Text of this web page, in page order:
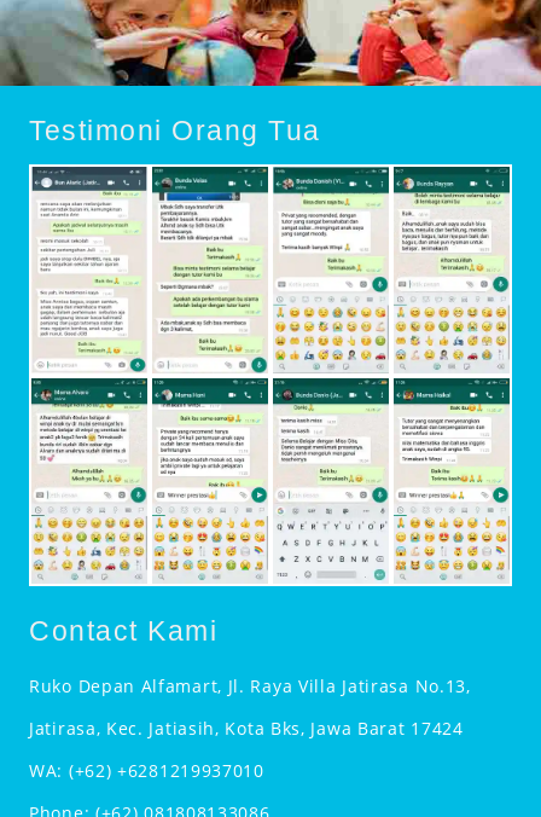
Testimoni Orang Tua
Contact Kami
Ruko Depan Alfamart, Jl. Raya Villa Jatirasa No.13,
Jatirasa, Kec. Jatiasih, Kota Bks, Jawa Barat 17424
WA: (+62) +6281219937010